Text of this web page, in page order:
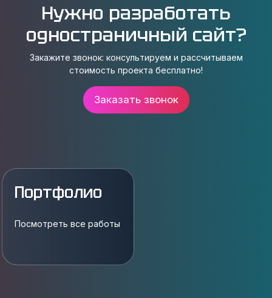
Нужно разработать
одностраничный сайт?
Закажите звонок: консультируем и рассчитываем
стоимость проекта бесплатно!
Заказать звонок
Портфолио
Посмотреть все работы